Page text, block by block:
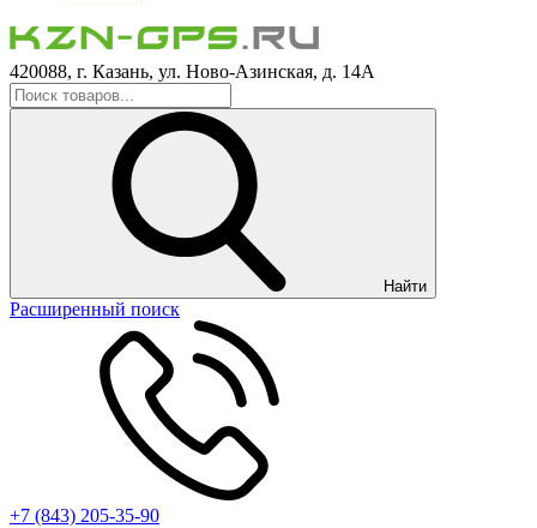
420088, г. Казань, ул. Ново-Азинская, д. 14А
Найти
Расширенный поиск
+7 (843) 205-35-90